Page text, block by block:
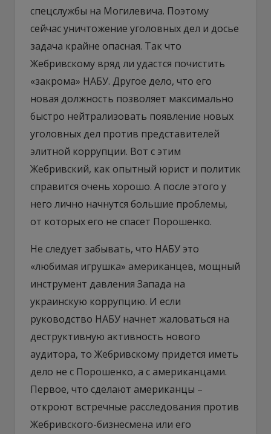
спецслужбы на Могилевича. Поэтому
сейчас уничтожение уголовных дел и досье
задача крайне опасная. Так что
Жебривскому вряд ли удастся почистить
«закрома» НАБУ. Другое дело, что его
новая должность позволяет максимально
быстро нейтрализовать появление новых
уголовных дел против представителей
элитной коррупции. Вот с этим
Жебривский, как опытный юрист и политик
справится очень хорошо. А после этого у
него лично начнутся большие проблемы,
от которых его не спасет Порошенко.
Не следует забывать, что НАБУ это
«любимая игрушка» американцев, мощный
инструмент давления Запада на
украинскую коррупцию. И если
руководство НАБУ начнет жаловаться на
деструктивную активность нового
аудитора, то Жебривскому придется иметь
дело не с Порошенко, а с американцами.
Первое, что сделают американцы –
откроют встречные расследования против
Жебривского-бизнесмена или его